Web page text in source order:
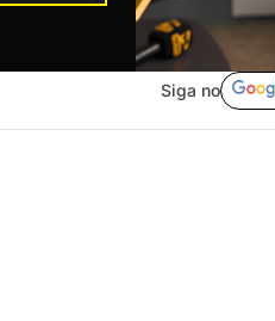
Siga no